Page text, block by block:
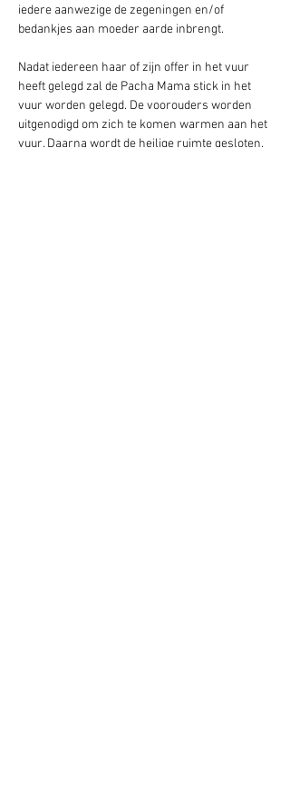
iedere aanwezige de zegeningen en/of
bedankjes aan moeder aarde inbrengt.
Nadat iedereen haar of zijn offer in het vuur
heeft gelegd zal de Pacha Mama stick in het
vuur worden gelegd. De voorouders worden
uitgenodigd om zich te komen warmen aan het
vuur. Daarna wordt de heilige ruimte gesloten.